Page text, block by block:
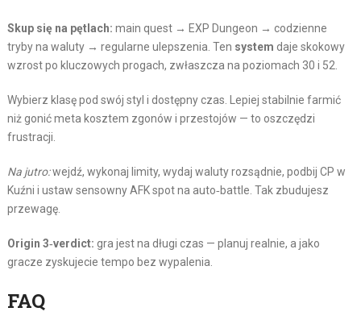
Skup się na pętlach: main quest → EXP Dungeon → codzienne
tryby na waluty → regularne ulepszenia. Ten system daje skokowy
wzrost po kluczowych progach, zwłaszcza na poziomach 30 i 52.
Wybierz klasę pod swój styl i dostępny czas. Lepiej stabilnie farmić
niż gonić meta kosztem zgonów i przestojów — to oszczędzi
frustracji.
Na jutro:wejdź, wykonaj limity, wydaj waluty rozsądnie, podbij CP w
Kuźni i ustaw sensowny AFK spot na auto‑battle. Tak zbudujesz
przewagę.
Origin 3‑verdict: gra jest na długi czas — planuj realnie, a jako
gracze zyskujecie tempo bez wypalenia.
FAQ